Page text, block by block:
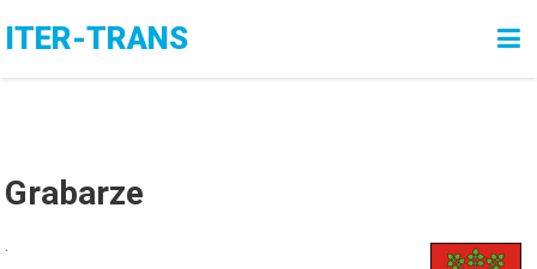
ITER-TRANS
Grabarze